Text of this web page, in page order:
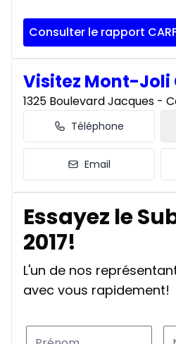
Consulter le rapport
Visitez Mont-Joli
1325 Boulevard Jacques -
Téléphone
Email
Essayez le
2017!
L'un de nos
avec vous rapidement!